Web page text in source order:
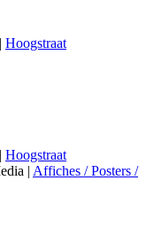
| Hoogstraat
| Hoogstraat
| Affiches / Posters /